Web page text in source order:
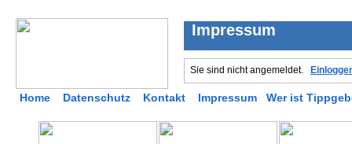
Impressum
Sie sind nicht angemeldet.
Home Datenschutz Kontakt Impressum Wer ist